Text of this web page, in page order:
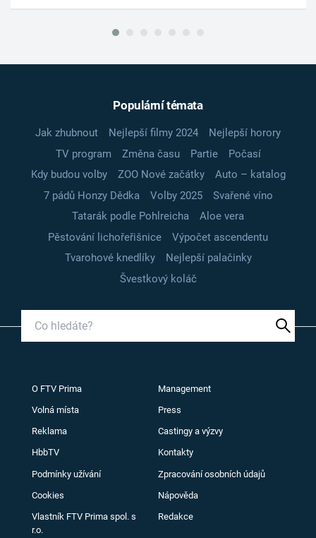
Populární témata
Jak zhubnout Nejlepší filmy 2024
Nejlepší horory
TV program
Změna času Partie
Počasí
Kdy budou volby
ZOO Nové začátky
Auto – katalog
7 pádů Honzy Dědka
Volby 2025
Svařené víno
Tatarák podle Pohlreicha
Aloe vera
Pěstování lichořeřišnice
Výpočet ascendentu
Tvarohové knedlíky
Nejlepší palačinky
Švestkový koláč
O FTV Prima Management
Volná místa Press
Reklama Castingy a výzvy
HbbTV Kontakty
Podmínky užívání Zpracování osobních údajů
Cookies Nápověda
Vlastník FTV Prima spol. s
r.o.
Redakce